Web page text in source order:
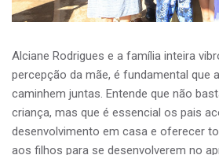
Alciane Rodrigues e a família inteira
percepção da mãe, é fundamental que
caminhem juntas. Entende que não
criança, mas que é essencial os pais
desenvolvimento em casa e oferecer
aos filhos para se desenvolverem no